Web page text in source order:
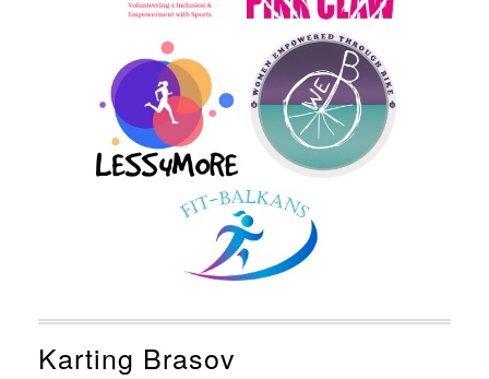
Karting Brasov